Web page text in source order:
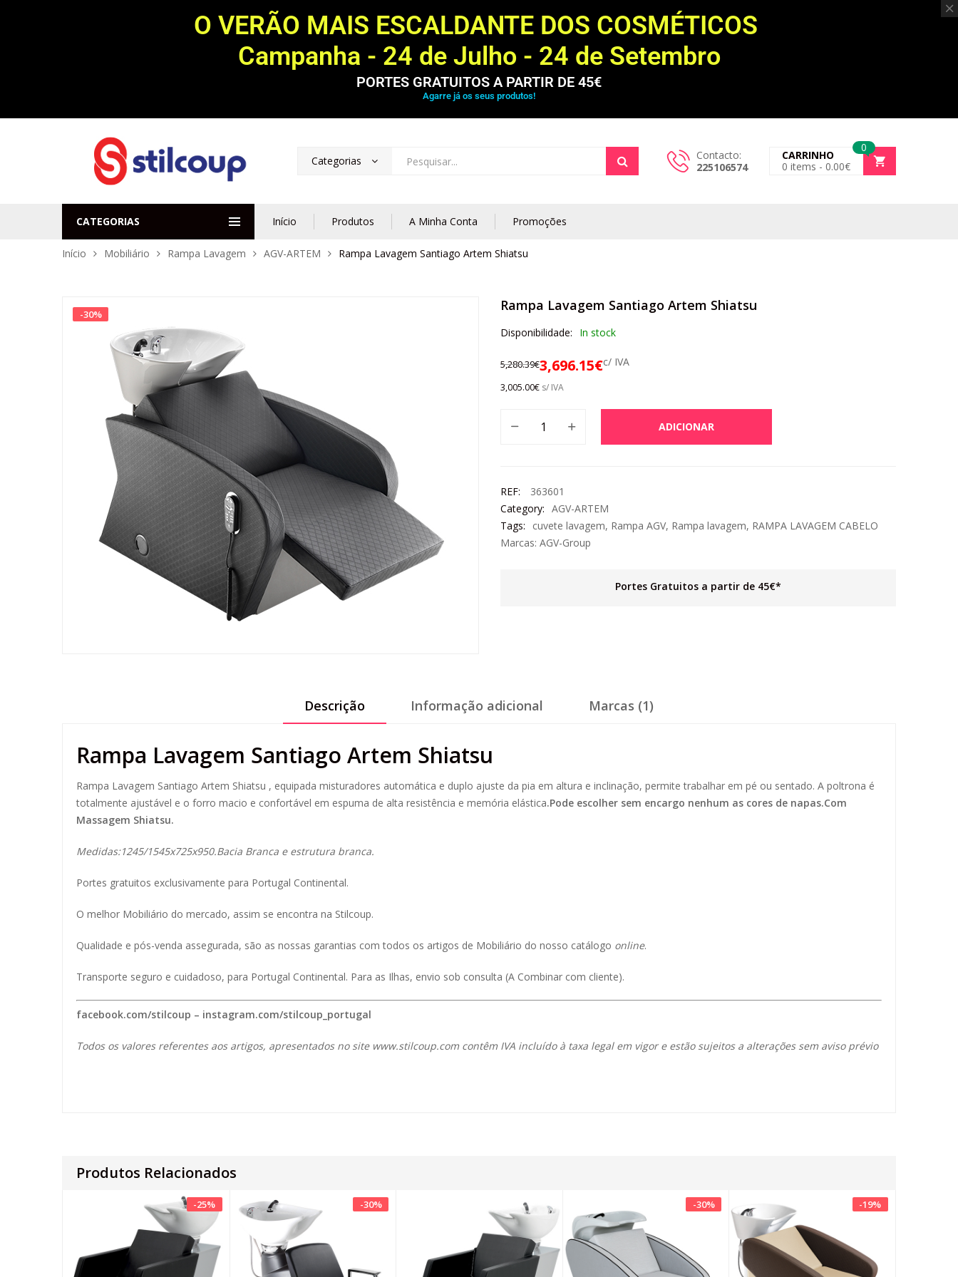
O VERÃO MAIS ESCALDANTE DOS COSMÉTICOS
Campanha - 24 de Julho - 24 de Setembro
PORTES GRATUITOS A PARTIR DE 45€
Agarre já os seus produtos!
Categorias
Contacto:
225106574
0
CARRINHO
0 items - 0.00€
CATEGORIAS Início Produtos A Minha Conta Promoções
Início Mobiliário Rampa Lavagem AGV-ARTEM Rampa Lavagem Santiago Artem Shiatsu
-30%
Rampa Lavagem Santiago Artem Shiatsu
Disponibilidade: In stock
5,280.39€3,696.15€c/ IVA
3,005.00€ s/ IVA
ADICIONAR
REF:
363601
Category: AGV-ARTEM
Tags:
cuvete lavagem, Rampa AGV, Rampa lavagem, RAMPA LAVAGEM CABELO
Marcas: AGV-Group
Portes Gratuitos a partir de 45€*
Descrição Informação adicional Marcas (1)
Rampa Lavagem Santiago Artem Shiatsu
Rampa Lavagem Santiago Artem Shiatsu , equipada misturadores automática e duplo ajuste da pia em altura e inclinação, permite trabalhar em pé ou sentado. A poltrona é
totalmente ajustável e o forro macio e confortável em espuma de alta resistência e memória elástica.Pode escolher sem encargo nenhum as cores de napas.Com
Massagem Shiatsu.
Medidas:1245/1545x725x950.Bacia Branca e estrutura branca.
Portes gratuitos exclusivamente para Portugal Continental.
O melhor Mobiliário do mercado, assim se encontra na Stilcoup.
Qualidade e pós-venda assegurada, são as nossas garantias com todos os artigos de Mobiliário do nosso catálogo online.
Transporte seguro e cuidadoso, para Portugal Continental. Para as Ilhas, envio sob consulta (A Combinar com cliente).
facebook.com/stilcoup – instagram.com/stilcoup_portugal
Todos os valores referentes aos artigos, apresentados no site www.stilcoup.com contêm IVA incluído à taxa legal em vigor e estão sujeitos a alterações sem aviso prévio
Produtos Relacionados
-25% -30% -30% -19%